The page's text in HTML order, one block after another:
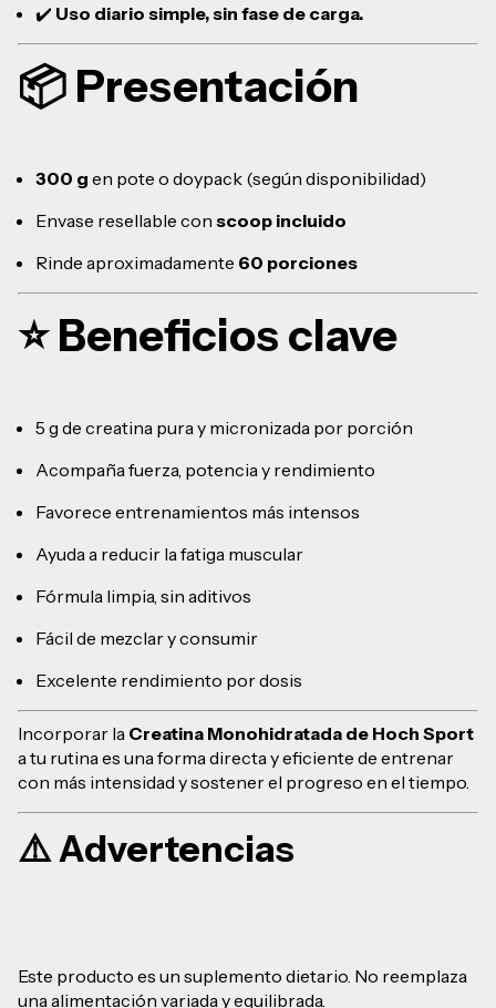
✔️ Uso diario simple, sin fase de carga.
📦 Presentación
300 g en pote o doypack (según disponibilidad)
Envase resellable con scoop incluido
Rinde aproximadamente 60 porciones
⭐ Beneficios clave
5 g de creatina pura y micronizada por porción
Acompaña fuerza, potencia y rendimiento
Favorece entrenamientos más intensos
Ayuda a reducir la fatiga muscular
Fórmula limpia, sin aditivos
Fácil de mezclar y consumir
Excelente rendimiento por dosis
Incorporar la Creatina Monohidratada de Hoch Sport
a tu rutina es una forma directa y eficiente de entrenar
con más intensidad y sostener el progreso en el tiempo.
⚠️ Advertencias
Este producto es un suplemento dietario. No reemplaza
una alimentación variada y equilibrada.